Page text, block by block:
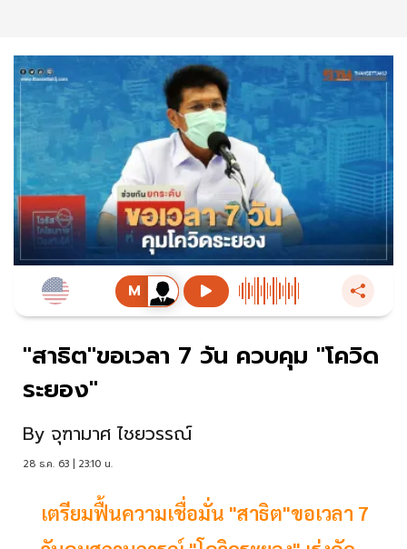
"สาธิต"ขอเวลา 7 วัน ควบคุม "โควิด
ระยอง"
By จุฑามาศ ไชยวรรณ์
28 ธ.ค. 63 | 23:10 น.
เตรียมฟื้นความเชื่อมั่น "สาธิต"ขอเวลา 7